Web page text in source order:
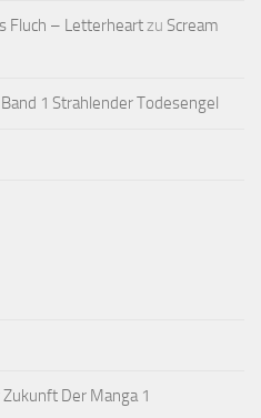
Fluch – Letterheartzu Scream
1 Strahlender Todesengel
Der Manga 1